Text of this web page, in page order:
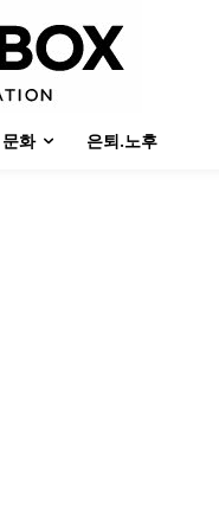
문화 은퇴.노후